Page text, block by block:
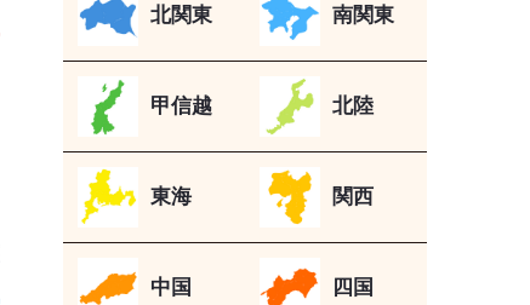
北関東 南関東
甲信越 北陸
東海 関西
中国 四国